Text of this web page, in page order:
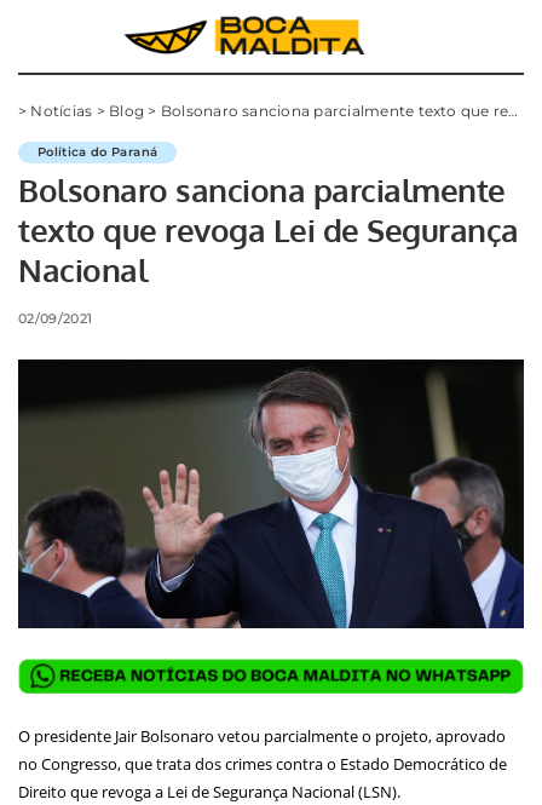
> Notícias > Blog > Bolsonaro sanciona parcialmente texto que revoga Lei de Segurança Nacional
Política do Paraná
Bolsonaro sanciona parcialmente
texto que revoga Lei de Segurança
Nacional
02/09/2021
O presidente Jair Bolsonaro vetou parcialmente o projeto, aprovado
no Congresso, que trata dos crimes contra o Estado Democrático de
Direito que revoga a Lei de Segurança Nacional (LSN).